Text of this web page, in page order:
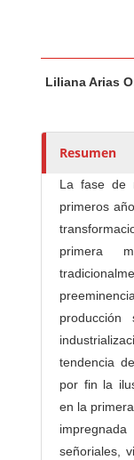
u
o
e
Liliana Arias
Resumen
La fase de
primeros
primera
tendencia
por fin la
en la
señoriales,